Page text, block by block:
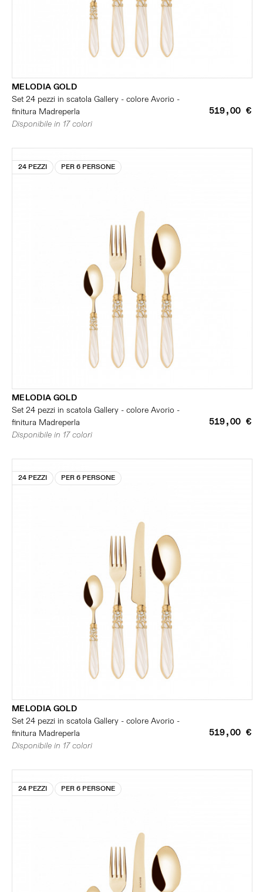
MELODIA GOLD
Set 24 pezzi in scatola Gallery - colore Avorio -
finitura Madreperla
519,00 €
Disponibile in 17 colori
24 PEZZI PER 6 PERSONE
MELODIA GOLD
Set 24 pezzi in scatola Gallery - colore Avorio -
finitura Madreperla
519,00 €
Disponibile in 17 colori
24 PEZZI PER 6 PERSONE
MELODIA GOLD
Set 24 pezzi in scatola Gallery - colore Avorio -
finitura Madreperla
519,00 €
Disponibile in 17 colori
24 PEZZI PER 6 PERSONE